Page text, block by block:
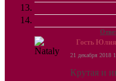
Гость Юлия
21 декабря 2018
Крутая и